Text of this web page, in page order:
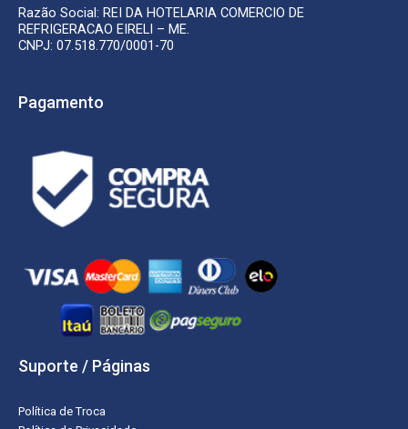
Razão Social: REI DA HOTELARIA COMERCIO DE
REFRIGERACAO EIRELI – ME.
CNPJ: 07.518.770/0001-70
Pagamento
Suporte / Páginas
Política de Troca